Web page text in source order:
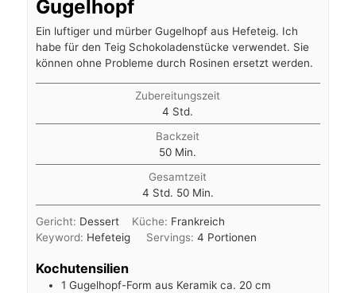
Gugelhopf
Ein luftiger und mürber Gugelhopf aus Hefeteig. Ich
habe für den Teig Schokoladenstücke verwendet. Sie
können ohne Probleme durch Rosinen ersetzt werden.
Zubereitungszeit
4 Stunden
Std.
Backzeit
50Minuten
Min.
Gesamtzeit
4Stunden
Std. 50Minuten
Min.
Gericht: Dessert Küche: Frankreich
Keyword: Hefeteig Servings: 4 Portionen
Kochutensilien
1 Gugelhopf-Form aus Keramik ca. 20 cm